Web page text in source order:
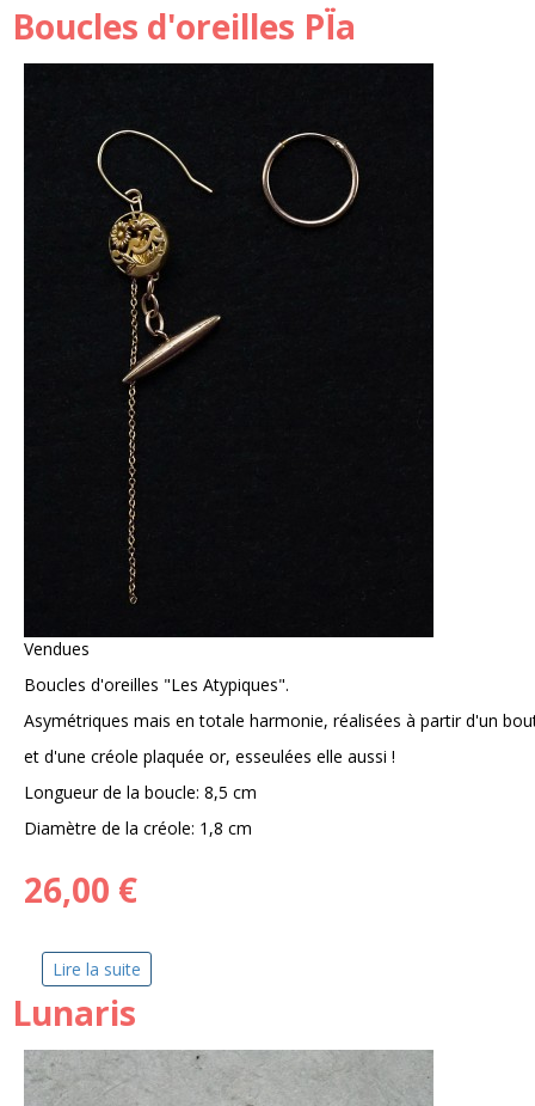
Boucles d'oreilles PÏa
Vendues
Boucles d'oreilles "Les Atypiques".
Asymétriques mais en totale harmonie, réalisées à partir d'un
et d'une créole plaquée or, esseulées elle aussi !
Longueur de la boucle: 8,5 cm
Diamètre de la créole: 1,8 cm
26,00 €
Lire la suite
Lunaris